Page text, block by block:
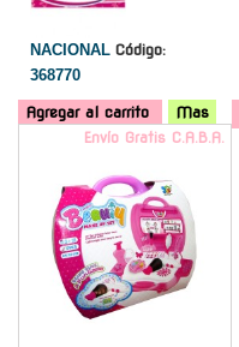
NACIONAL Código:
368770
Agregar al carrito Mas
Envío Gratis C.A.B.A.